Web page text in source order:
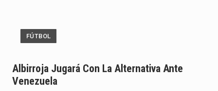
FÚTBOL
Albirroja Jugará Con La Alternativa Ante
Venezuela